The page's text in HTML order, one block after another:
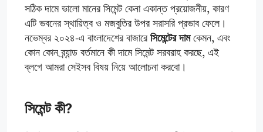
সঠিক দামে ভালো মানের সিমেন্ট কেনা একান্ত প্রয়োজনীয়, কারণ
এটি ভবনের স্থায়িত্ব ও মজবুতির উপর সরাসরি প্রভাব ফেলে।
নভেম্বর ২০২৪-এ বাংলাদেশের বাজারে সিমেন্টের দাম কেমন, এবং
কোন কোন ব্র্যান্ড বর্তমানে কী দামে সিমেন্ট সরবরাহ করছে, এই
ব্লগে আমরা সেইসব বিষয় নিয়ে আলোচনা করবো।
সিমেন্ট কী?